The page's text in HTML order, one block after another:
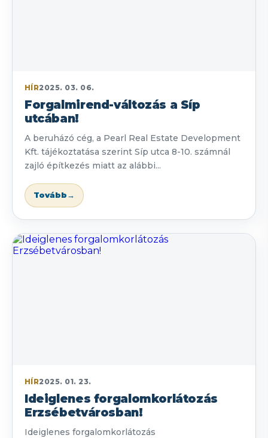
HÍR2025. 03. 06.
Forgalmirend-változás a Síp
utcában!
A beruházó cég, a Pearl Real Estate Development
Kft. tájékoztatása szerint Síp utca 8-10. számnál
zajló építkezés miatt az alábbi...
Tovább→
HÍR2025. 01. 23.
Ideiglenes forgalomkorlátozás
Erzsébetvárosban!
Ideiglenes forgalomkorlátozás